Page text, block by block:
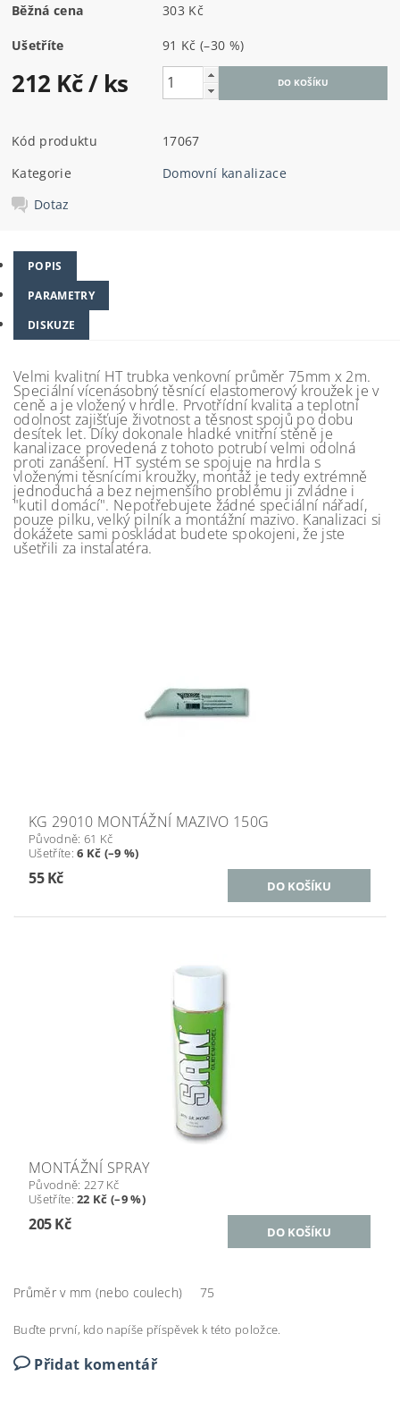
Běžná cena 303 Kč
Ušetříte 91 Kč(–30 %)
212 Kč/ ks
Kód produktu
17067
Kategorie
Domovní kanalizace
Dotaz
POPIS
PARAMETRY
DISKUZE
Velmi kvalitní HT trubka venkovní průměr 75mm x 2m.
Speciální vícenásobný těsnící elastomerový kroužek je v
ceně a je vložený v hrdle. Prvotřídní kvalita a teplotní
odolnost zajišťuje životnost a těsnost spojů po dobu
desítek let. Díky dokonale hladké vnitřní stěně je
kanalizace provedená z tohoto potrubí velmi odolná
proti zanášení. HT systém se spojuje na hrdla s
vloženými těsnícími kroužky, montáž je tedy extrémně
jednoduchá a bez nejmenšího problému ji zvládne i
"kutil domácí". Nepotřebujete žádné speciální nářadí,
pouze pilku, velký pilník a montážní mazivo. Kanalizaci si
dokážete sami poskládat budete spokojeni, že jste
ušetřili za instalatéra.
KG 29010 MONTÁŽNÍ MAZIVO 150G
Původně: 61 Kč
Ušetříte:6 Kč (–9 %)
55 Kč
MONTÁŽNÍ SPRAY
Původně: 227 Kč
Ušetříte:22 Kč (–9 %)
205 Kč
Průměr v mm (nebo coulech) 75
Buďte první, kdo napíše příspěvek k této položce.
Přidat komentář